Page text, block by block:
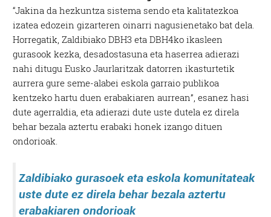
“Jakina da hezkuntza sistema sendo eta kalitatezkoa
izatea edozein gizarteren oinarri nagusienetako bat dela.
Horregatik, Zaldibiako DBH3 eta DBH4ko ikasleen
gurasook kezka, desadostasuna eta haserrea adierazi
nahi ditugu Eusko Jaurlaritzak datorren ikasturtetik
aurrera gure seme-alabei eskola garraio publikoa
kentzeko hartu duen erabakiaren aurrean”, esanez hasi
dute agerraldia, eta adierazi dute uste dutela ez direla
behar bezala aztertu erabaki honek izango dituen
ondorioak.
Zaldibiako gurasoek eta eskola komunitateak
uste dute ez direla behar bezala aztertu
erabakiaren ondorioak